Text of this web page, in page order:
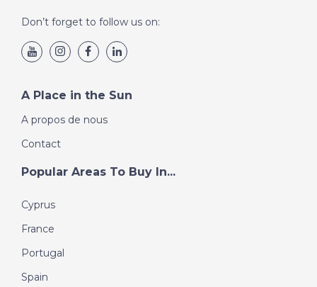
Don’t forget to follow us on:
A Place in the Sun
A propos de nous
Contact
Popular Areas To Buy In...
Cyprus
France
Portugal
Spain